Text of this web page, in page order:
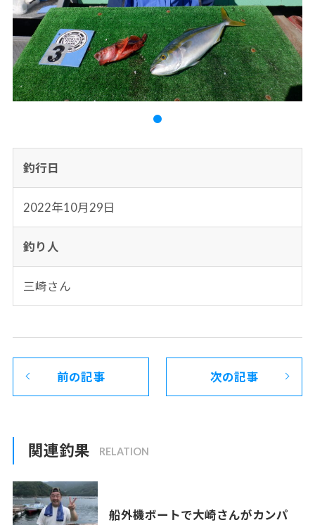
釣行日
2022年10月29日
釣り人
三崎さん
前の記事 次の記事
関連釣果
船外機ボートで大崎さんがカンパ